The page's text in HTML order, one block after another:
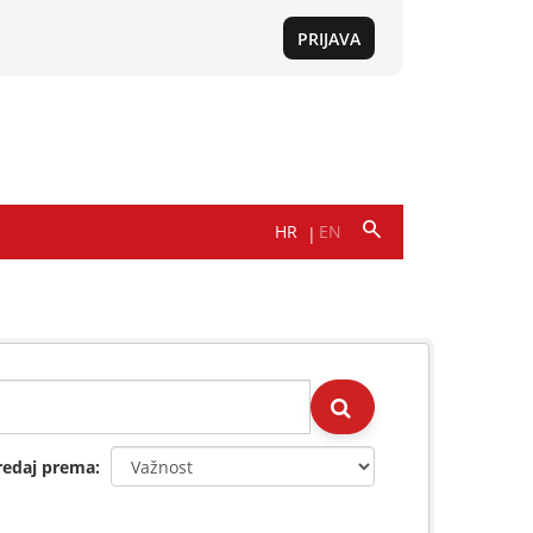
prema